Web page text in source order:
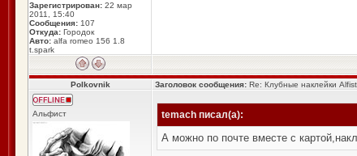
Зарегистрирован: 22 мар
2011, 15:40
Сообщения: 107
Откуда: Городок
Авто: alfa romeo 156 1.8
t.spark
Polkovnik Заголовок сообщения: Re: Клубные наклейки
Альфист temach писал(а):
А можно по почте вместе с